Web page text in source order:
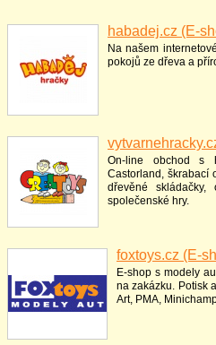
habadej.cz (E-
Na našem
pokojů ze dřeva a
On-line obchod s
Castorland, škrabací
dřevěné skládačky,
společenské hry.
foxtoys.cz (E-
E-shop s modely
na zakázku. Potisk
Art, PMA,